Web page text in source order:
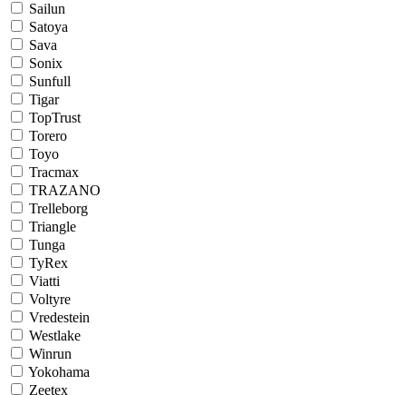
Sailun
Satoya
Sava
Sonix
Sunfull
Tigar
TopTrust
Torero
Toyo
Tracmax
TRAZANO
Trelleborg
Triangle
Tunga
TyRex
Viatti
Voltyre
Vredestein
Westlake
Winrun
Yokohama
Zeetex